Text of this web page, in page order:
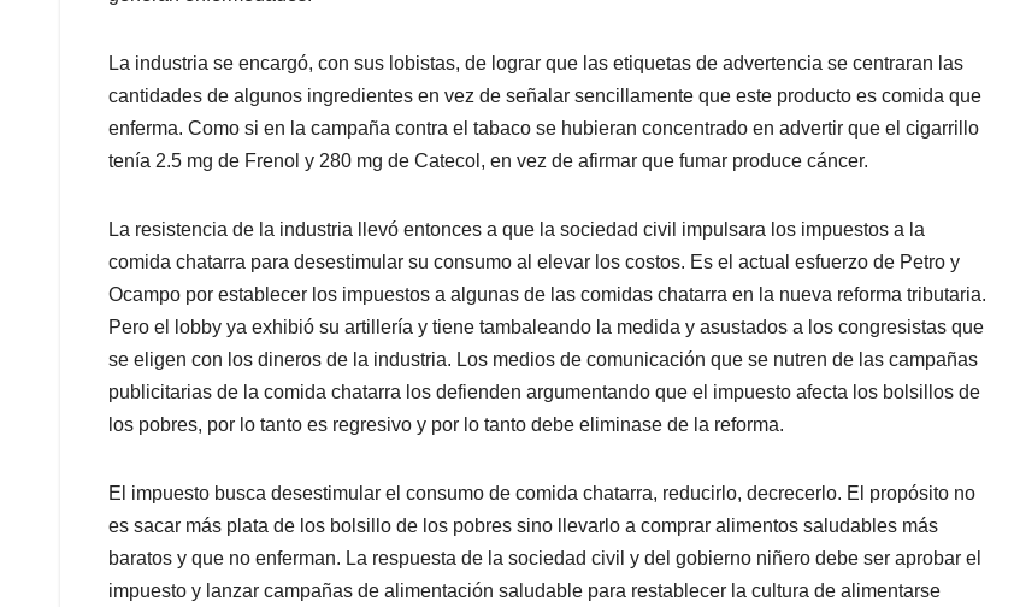
La industria se encargó, con sus lobistas, de lograr que las etiquetas de advertencia se centraran las
cantidades de algunos ingredientes en vez de señalar sencillamente que este producto es comida que
enferma. Como si en la campaña contra el tabaco se hubieran concentrado en advertir que el cigarrillo
tenía 2.5 mg de Frenol y 280 mg de Catecol, en vez de afirmar que fumar produce cáncer.
La resistencia de la industria llevó entonces a que la sociedad civil impulsara los impuestos a la
comida chatarra para desestimular su consumo al elevar los costos. Es el actual esfuerzo de Petro y
Ocampo por establecer los impuestos a algunas de las comidas chatarra en la nueva reforma tributaria.
Pero el lobby ya exhibió su artillería y tiene tambaleando la medida y asustados a los congresistas que
se eligen con los dineros de la industria. Los medios de comunicación que se nutren de las campañas
publicitarias de la comida chatarra los defienden argumentando que el impuesto afecta los bolsillos de
los pobres, por lo tanto es regresivo y por lo tanto debe eliminase de la reforma.
El impuesto busca desestimular el consumo de comida chatarra, reducirlo, decrecerlo. El propósito no
es sacar más plata de los bolsillo de los pobres sino llevarlo a comprar alimentos saludables más
baratos y que no enferman. La respuesta de la sociedad civil y del gobierno niñero debe ser aprobar el
impuesto y lanzar campañas de alimentación saludable para restablecer la cultura de alimentarse